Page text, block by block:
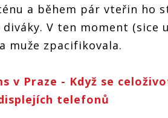
a během pár vteřin ho
V ten moment (sice
muže zpacifikovala.
v Praze - Když se
telefonů